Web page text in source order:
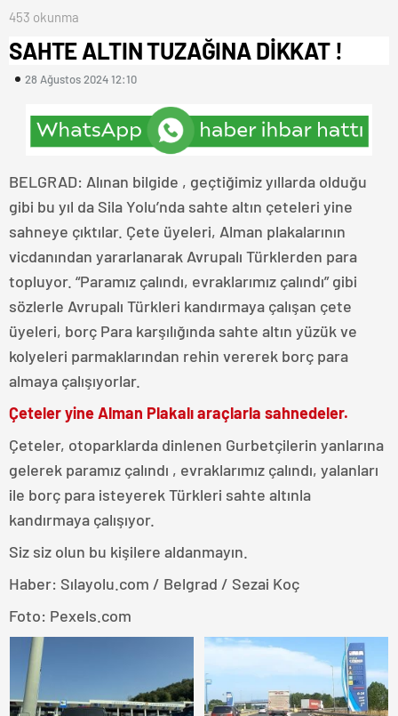
453 okunma
SAHTE ALTIN TUZAĞINA DİKKAT !
28 Ağustos 2024 12:10
BELGRAD: Alınan bilgide , geçtiğimiz yıllarda olduğu
gibi bu yıl da Sila Yolu’nda sahte altın çeteleri yine
sahneye çıktılar. Çete üyeleri, Alman plakalarının
vicdanından yararlanarak Avrupalı ​​Türklerden para
topluyor. “Paramız çalındı, evraklarımız çalındı” gibi
sözlerle Avrupalı ​​Türkleri kandırmaya çalışan çete
üyeleri, borç Para karşılığında sahte altın yüzük ve
kolyeleri parmaklarından rehin vererek borç para
almaya çalışıyorlar.
Çeteler yine Alman Plakalı araçlarla sahnedeler.
Çeteler, otoparklarda dinlenen Gurbetçilerin yanlarına
gelerek paramız çalındı , evraklarımız çalındı, yalanları
ile borç para isteyerek ​​Türkleri sahte altınla
kandırmaya çalışıyor.
Siz siz olun bu kişilere aldanmayın.
Haber: Sılayolu.com / Belgrad / Sezai Koç
Foto: Pexels.com